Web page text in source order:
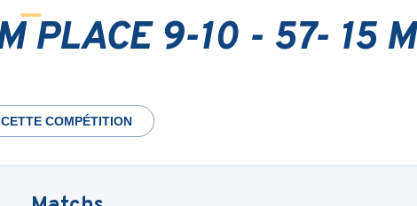
PLACE 9-10 - 57- 15 M
COMPÉTITION